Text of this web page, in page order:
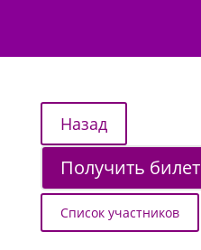
Получить билет
Список участников